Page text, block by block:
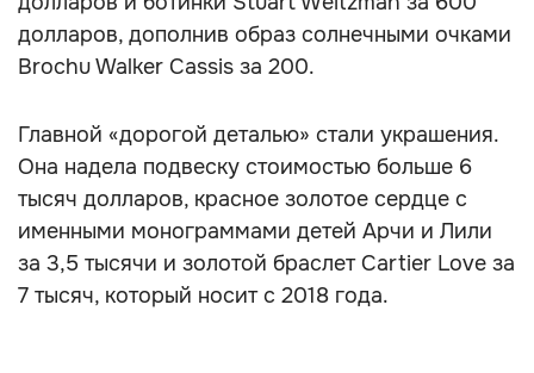
долларов, дополнив образ солнечными очками
Brochu Walker Cassis за 200.
Главной «дорогой деталью» стали украшения.
Она надела подвеску стоимостью больше 6
тысяч долларов, красное золотое сердце с
именными монограммами детей Арчи и Лили
за 3,5 тысячи и золотой браслет Cartier Love за
7 тысяч, который носит с 2018 года.